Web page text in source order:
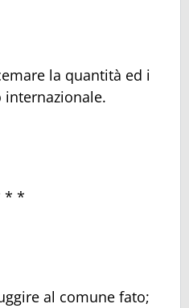
la quantità ed i
* *
al comune fato;